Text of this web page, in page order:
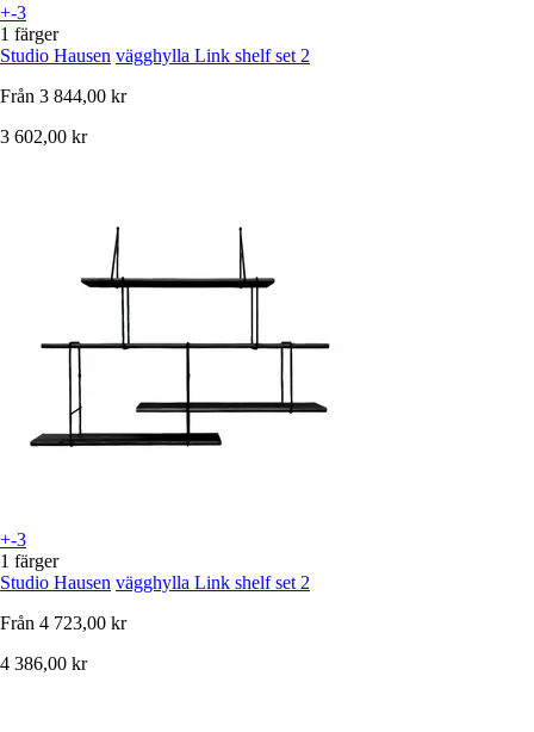
+-3
1 färger
Studio Hausen vägghylla Link shelf set 2
Från 3 844,00 kr
3 602,00 kr
+-3
1 färger
Studio Hausen vägghylla Link shelf set 2
Från 4 723,00 kr
4 386,00 kr